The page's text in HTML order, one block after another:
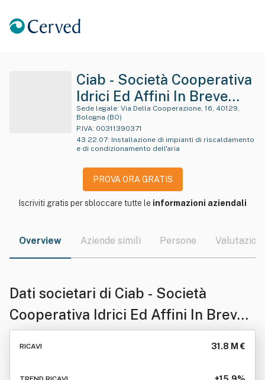
Ciab - Società Cooperativa
Idrici Ed Affini In Breve
Ciab Soc. Coop
Sede legale:
Bologna (BO)
P.IVA: 00311390371
43.22.07: Installazione di impianti di riscaldamento
e di condizionamento dell'aria
PROVA ORA GRATIS
Iscriviti gratis per sbloccare tutte le informazioni aziendali
Overview Aziende simili Persone Valutazioni
Dati societari di Ciab - Società
Cooperativa Idrici Ed Affini In Breve
Ciab Soc. Coop
RICAVI 31.8 M €